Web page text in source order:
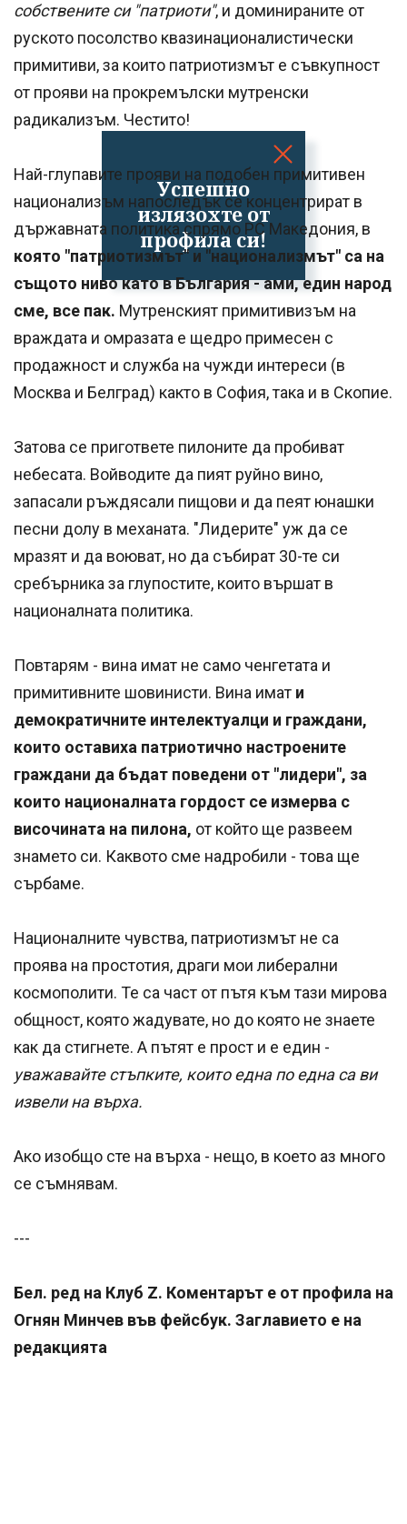
Успешно
излязохте от
профила си!
собствените си "патриоти", и доминираните от
руското посолство квазинационалистически
примитиви, за които патриотизмът е съвкупност
от прояви на прокремълски мутренски
радикализъм. Честито!
Най-глупавите прояви на подобен примитивен
национализъм напоследък се концентрират в
държавната политика спрямо РС Македония, в
която "патриотизмът" и "национализмът" са на
същото ниво като в България - ами, един народ
сме, все пак. Мутренският примитивизъм на
враждата и омразата е щедро примесен с
продажност и служба на чужди интереси (в
Москва и Белград) както в София, така и в Скопие.
Затова се пригответе пилоните да пробиват
небесата. Войводите да пият руйно вино,
запасали ръждясали пищови и да пеят юнашки
песни долу в механата. "Лидерите" уж да се
мразят и да воюват, но да събират 30-те си
сребърника за глупостите, които вършат в
националната политика.
Повтарям - вина имат не само ченгетата и
примитивните шовинисти. Вина имат и
демократичните интелектуалци и граждани,
които оставиха патриотично настроените
граждани да бъдат поведени от "лидери", за
които националната гордост се измерва с
височината на пилона, от който ще развеем
знамето си. Каквото сме надробили - това ще
сърбаме.
Националните чувства, патриотизмът не са
проява на простотия, драги мои либерални
космополити. Те са част от пътя към тази мирова
общност, която жадувате, но до която не знаете
как да стигнете. А пътят е прост и е един -
уважавайте стъпките, които една по една са ви
извели на върха.
Ако изобщо сте на върха - нещо, в което аз много
се съмнявам.
---
Бел. ред на Клуб Z. Коментарът е от профила на
Огнян Минчев във фейсбук. Заглавието е на
редакцията